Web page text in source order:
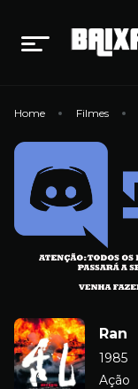
Home Filmes
Ran
1985
Ação